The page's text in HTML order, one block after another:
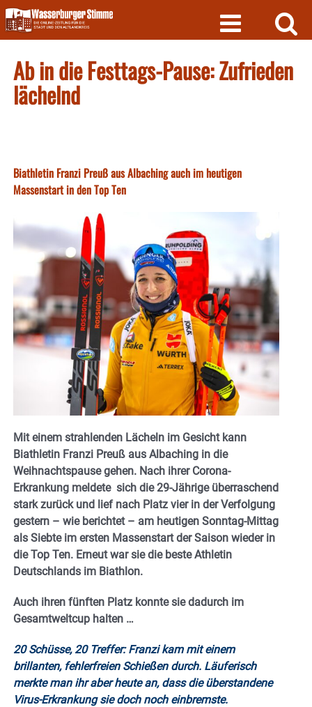
Skip
to
content
Ab in die Festtags-Pause: Zufrieden
lächelnd
Biathletin Franzi Preuß aus Albaching auch im heutigen
Massenstart in den Top Ten
Mit einem strahlenden Lächeln im Gesicht kann
Biathletin Franzi Preuß aus Albaching in die
Weihnachtspause gehen. Nach ihrer Corona-
Erkrankung meldete sich die 29-Jährige überraschend
stark zurück und lief nach Platz vier in der Verfolgung
gestern – wie berichtet – am heutigen Sonntag-Mittag
als Siebte im ersten Massenstart der Saison wieder in
die Top Ten. Erneut war sie die beste Athletin
Deutschlands im Biathlon.
Auch ihren fünften Platz konnte sie dadurch im
Gesamtweltcup halten …
20 Schüsse, 20 Treffer: Franzi kam mit einem
brillanten, fehlerfreien Schießen durch. Läuferisch
merkte man ihr aber heute an, dass die überstandene
Virus-Erkrankung sie doch noch einbremste.